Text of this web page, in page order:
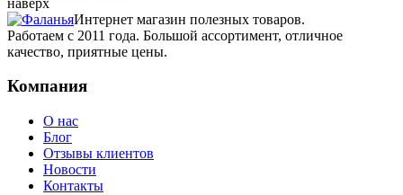
Интернет магазин полезных товаров.
Работаем с 2011 года. Большой ассортимент, отличное
качество, приятные цены.
Компания
О нас
Блог
Отзывы клиентов
Новости
Контакты